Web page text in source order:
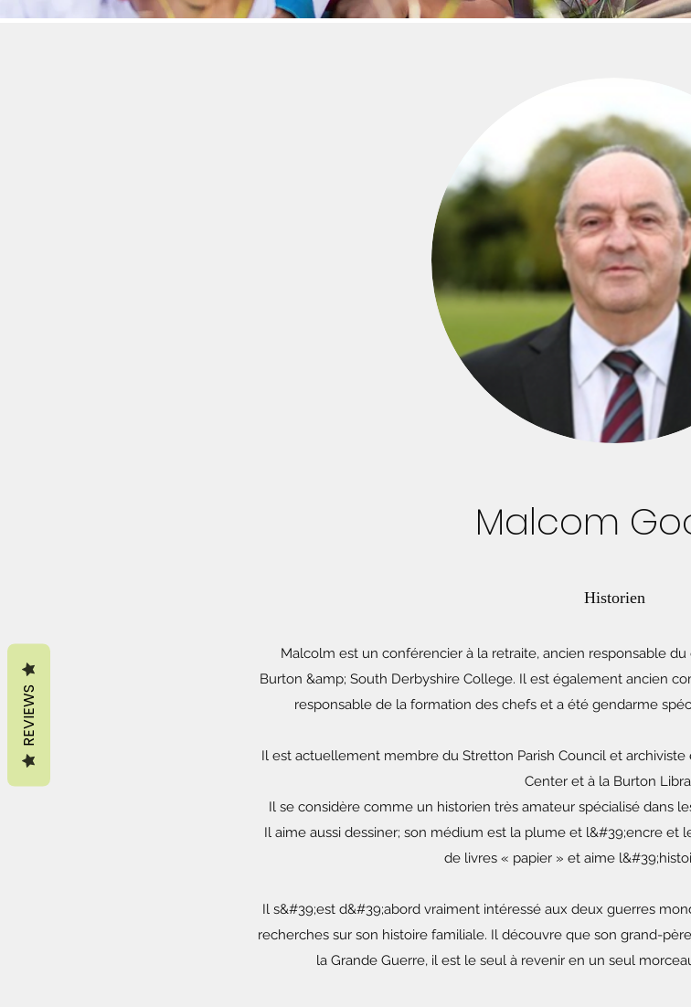
Malcom
Historien
Malcolm est un conférencier à la retraite, ancien responsable
Burton &amp; South Derbyshire College. Il est également ancien
responsable de la formation des chefs et a été gendarme
Il est actuellement membre du Stretton Parish Council et
Center et à la Burton
Il se considère comme un historien très amateur spécialisé dans
Il aime aussi dessiner; son médium est la plume et l&#39;encre et
de livres « papier » et aime
Il s&#39;est d&#39;abord vraiment intéressé aux deux guerres
recherches sur son histoire familiale. Il découvre que son grand-
la Grande Guerre, il est le seul à revenir en un seul
REVIEWS